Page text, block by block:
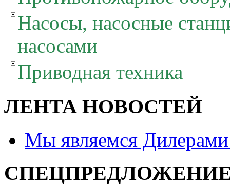
Насосы, насосные
насосами
Приводная техника
ЛЕНТА НОВОСТЕЙ
Мы являемся